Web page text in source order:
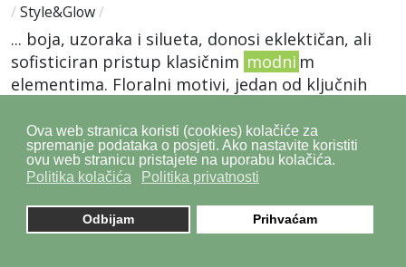
Ova web stranica koristi (cookies) kolačiće za
spremanje podataka o posjeti. Ako nastavite koristiti
ovu web stranicu pristajete na uporabu kolačića.
Politika kolačića
Politika privatnosti
Odbijam Prihvaćam
/ Style&Glow/
... boja, uzoraka i silueta, donosi eklektičan, ali
sofisticiran pristup klasičnim modni m
elementima. Floralni motivi, jedan od ključnih
raznolike uzorke, od ...
Kreirano 13 Ožujak 2025
TTF // Održan međunarodni